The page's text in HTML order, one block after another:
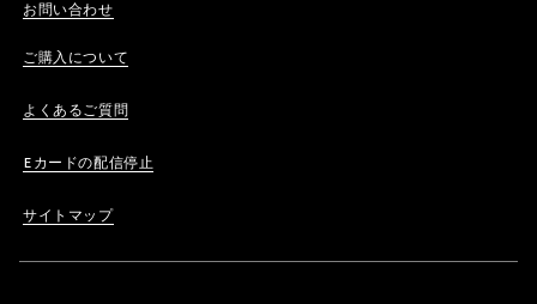
お問い合わせ
ご購入について
よくあるご質問
Eカードの配信停止
サイトマップ